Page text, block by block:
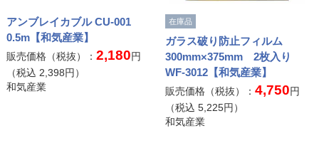
アンブレイカブル CU-001
0.5m【和気産業】
販売価格（税抜）： 2,180円
（税込 2,398円）
和気産業
在庫品
ガラス破り防止フィルム
300mm×375mm 2枚入り
WF-3012【和気産業】
販売価格（税抜）：4,750円
（税込5,225円）
和気産業